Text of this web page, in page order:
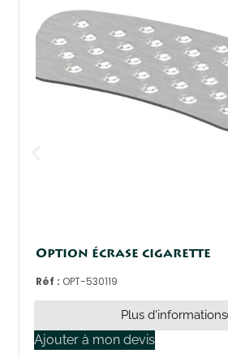
Option écrase cigarette
Réf : OPT-530119
Plus d'informations
Ajouter à mon devis